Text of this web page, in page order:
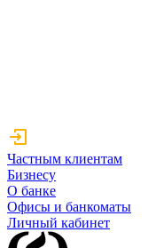
Частным клиентам
Бизнесу
О банке
Офисы и банкоматы
Личный кабинет